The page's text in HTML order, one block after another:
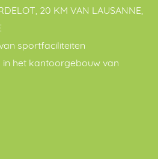
20 KM VAN LAUSANNE,
sportfaciliteiten
in het kantoorgebouw van